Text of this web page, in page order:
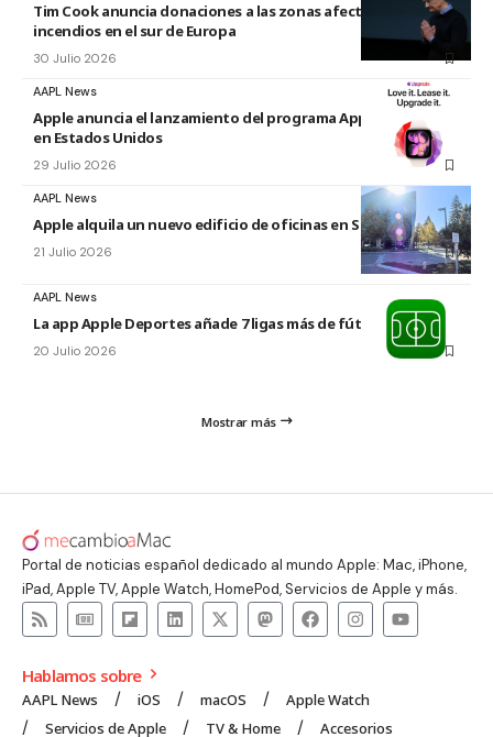
Tim Cook anuncia donaciones a las zonas afectadas por los
incendios en el sur de Europa
30 Julio 2026
AAPL News
Apple anuncia el lanzamiento del programa Apple Upgrade
en Estados Unidos
29 Julio 2026
AAPL News
Apple alquila un nuevo edificio de oficinas en Sunnyvale
21 Julio 2026
AAPL News
La app Apple Deportes añade 7 ligas más de fútbol
20 Julio 2026
Mostrar más
Portal de noticias español dedicado al mundo Apple: Mac, iPhone,
iPad, Apple TV, Apple Watch, HomePod, Servicios de Apple y más.
Hablamos sobre
AAPL News iOS macOS
Apple Watch
Servicios de Apple
TV & Home Accesorios